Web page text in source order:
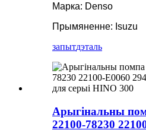
Марка: Denso
Прымяненне: Isuzu
запытдэталь
Арыгінальны
22100-78230